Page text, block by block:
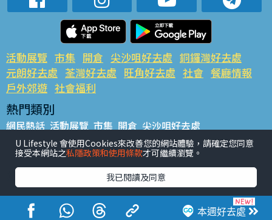
本週好去處
活動展覽 市集 開倉 尖沙咀好去處 銅鑼灣好去處
元朗好去處 荃灣好去處 旺角好去處 社會 餐廳情報
戶外郊遊 社會福利
熱門類別
網民熱話 活動展覽 市集 開倉 尖沙咀好去處
銅鑼灣好去處 元朗好去處 荃灣好去處 旺角好去處 社會
餐廳情報 戶外郊遊
熱門標籤
#UGO搵好去處 #人氣活動推介 #美食社群熱話
#親子玩樂好去處
#ULifestyle應用程式
#限時搶
U Lifestyle 會使用Cookies來改善您的網站體驗，請確定您同意
接受本網站之私隱政策和使用條款才可繼續瀏覽。
我已閱讀及同意